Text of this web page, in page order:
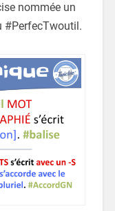
nommée un
#PerfecTwoutil.